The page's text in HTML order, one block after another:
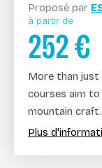
Proposé par
à partir de
252€
More than just
courses aim
mountain craft.
Plus